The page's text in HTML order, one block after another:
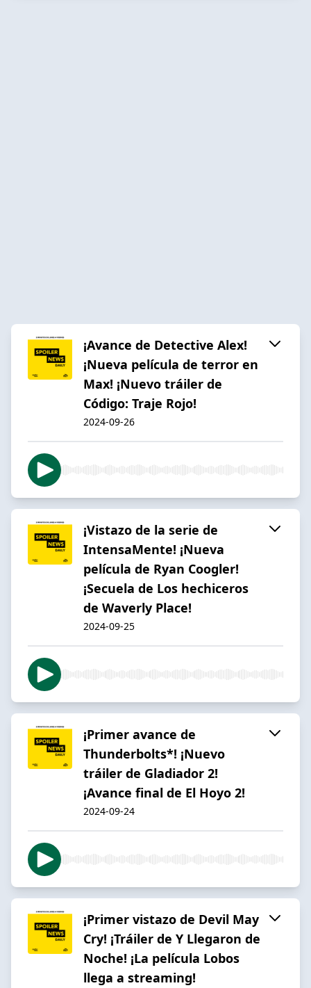
¡Avance de Detective Alex!
¡Nueva película de terror en
Max! ¡Nuevo tráiler de
Código: Traje Rojo!
2024-09-26
¡Vistazo de la serie de
IntensaMente! ¡Nueva
película de Ryan Coogler!
¡Secuela de Los hechiceros
de Waverly Place!
2024-09-25
¡Primer avance de
Thunderbolts*! ¡Nuevo
tráiler de Gladiador 2!
¡Avance final de El Hoyo 2!
2024-09-24
¡Primer vistazo de Devil May
Cry! ¡Tráiler de Y Llegaron de
Noche! ¡La película Lobos
llega a streaming!